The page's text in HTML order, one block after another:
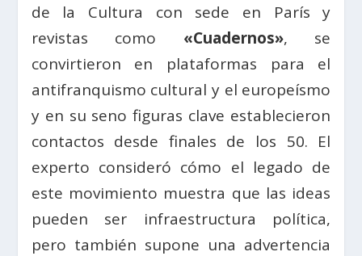
de la Cultura con sede en París y
revistas como «Cuadernos», se
convirtieron en plataformas para el
antifranquismo cultural y el europeísmo
y en su seno figuras clave establecieron
contactos desde finales de los 50. El
experto consideró cómo el legado de
este movimiento muestra que las ideas
pueden ser infraestructura política,
pero también supone una advertencia